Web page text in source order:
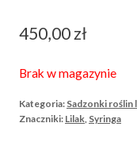
450,00zł
Brak w magazynie
Kategoria: Sadzonki roślin
Znaczniki: Lilak Syringa